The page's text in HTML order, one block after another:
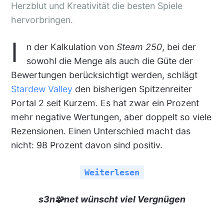
Herzblut und Kreativität die besten Spiele
hervorbringen.
I n der Kalkulation von Steam 250, bei der
sowohl die Menge als auch die Güte der
Bewertungen berücksichtigt werden, schlägt
Stardew Valleyden bisherigen Spitzenreiter
Portal 2 seit Kurzem. Es hat zwar ein Prozent
mehr negative Wertungen, aber doppelt so viele
Rezensionen. Einen Unterschied macht das
nicht: 98 Prozent davon sind positiv.
Weiterlesen
s3n🧩net wünscht viel Vergnügen